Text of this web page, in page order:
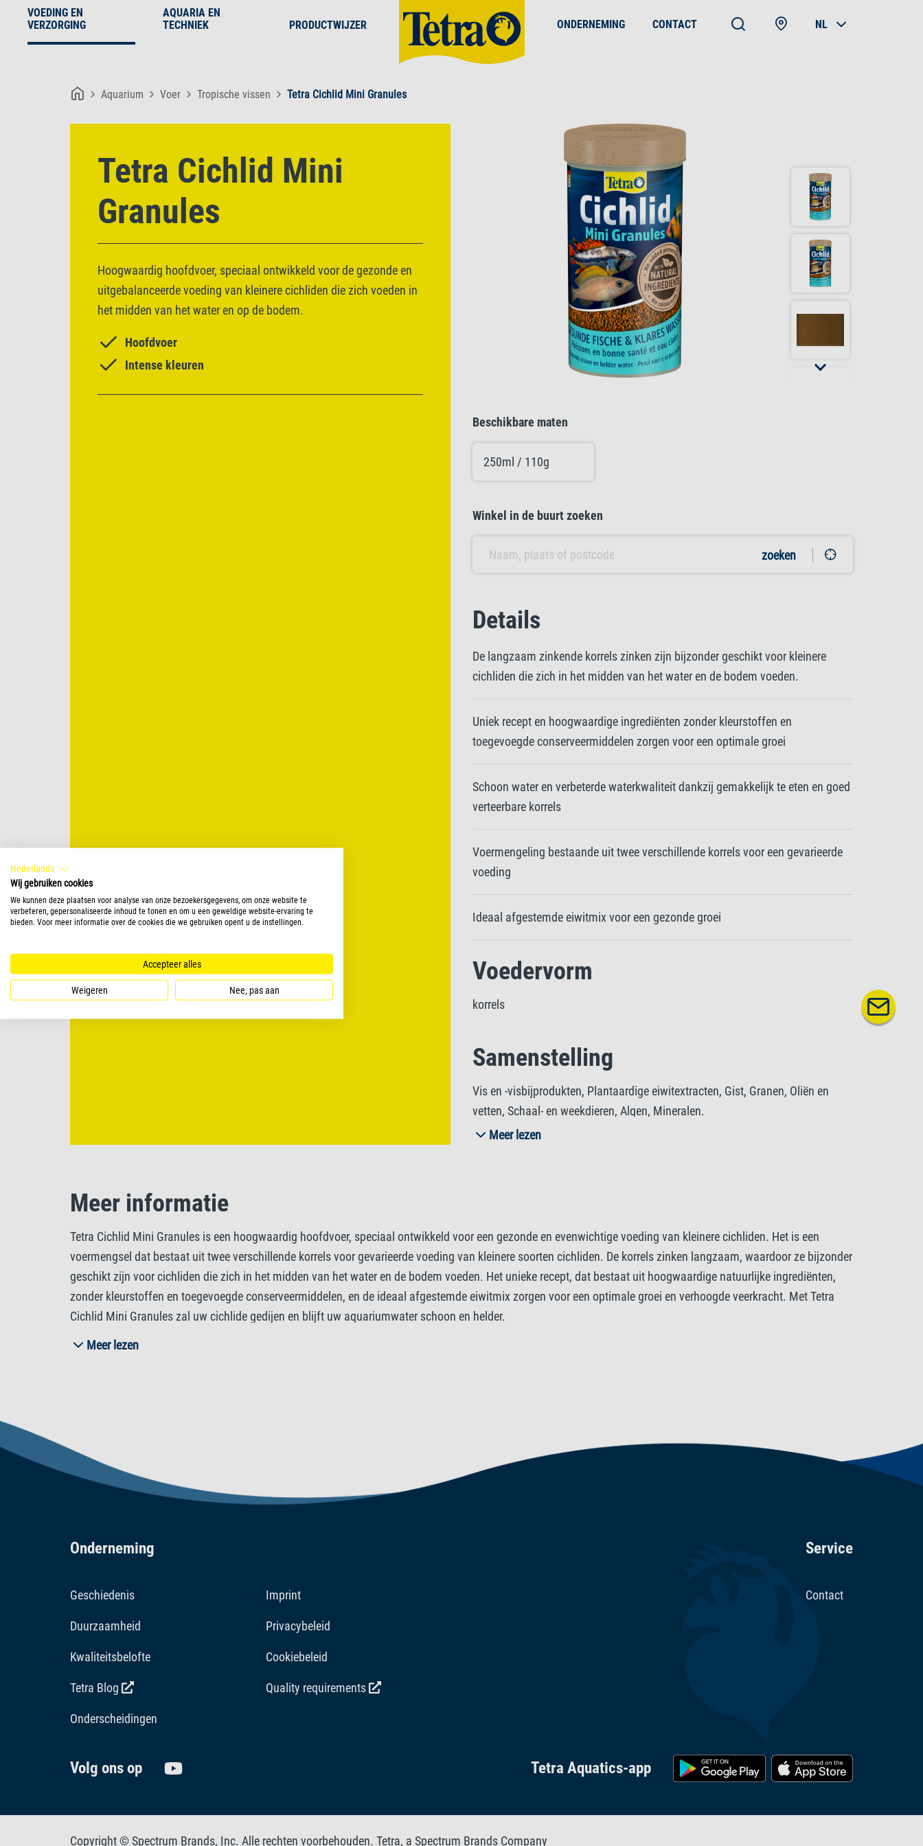
VOEDING EN
VERZORGING
AQUARIA EN
TECHNIEK
PRODUCTWIJZER ONDERNEMING CONTACT NL
Aquarium Voer Tropische vissen Tetra Cichlid Mini Granules
Tetra Cichlid Mini
Granules
Hoogwaardig hoofdvoer, speciaal ontwikkeld voor de gezonde en
uitgebalanceerde voeding van kleinere cichliden die zich voeden in
het midden van het water en op de bodem.
Hoofdvoer
Intense kleuren
Beschikbare maten
250ml / 110g
Winkel in de buurt zoeken
zoeken
Details
De langzaam zinkende korrels zinken zijn bijzonder geschikt voor kleinere
cichliden die zich in het midden van het water en de bodem voeden.
Uniek recept en hoogwaardige ingrediënten zonder kleurstoffen en
toegevoegde conserveermiddelen zorgen voor een optimale groei
Schoon water en verbeterde waterkwaliteit dankzij gemakkelijk te eten en goed
verteerbare korrels
Voermengeling bestaande uit twee verschillende korrels voor een gevarieerde
voeding
Ideaal afgestemde eiwitmix voor een gezonde groei
Voedervorm
korrels
Samenstelling
Vis en -visbijprodukten, Plantaardige eiwitextracten, Gist, Granen, Oliën en
vetten, Schaal- en weekdieren, Algen, Mineralen.
Toevoegingsmiddelen
Vitaminen: Vitamine D3 2048 IE/kg. Zuurteregelaars: Citroenzuur 330 mg/kg.
Meer lezen
Meer informatie
Tetra Cichlid Mini Granules is een hoogwaardig hoofdvoer, speciaal ontwikkeld voor een gezonde en evenwichtige voeding van kleinere cichliden. Het is een
voermengsel dat bestaat uit twee verschillende korrels voor gevarieerde voeding van kleinere soorten cichliden. De korrels zinken langzaam, waardoor ze bijzonder
geschikt zijn voor cichliden die zich in het midden van het water en de bodem voeden. Het unieke recept, dat bestaat uit hoogwaardige natuurlijke ingrediënten,
zonder kleurstoffen en toegevoegde conserveermiddelen, en de ideaal afgestemde eiwitmix zorgen voor een optimale groei en verhoogde veerkracht. Met Tetra
Cichlid Mini Granules zal uw cichlide gedijen en blijft uw aquariumwater schoon en helder.
Meer lezen
Onderneming
Geschiedenis Imprint
Duurzaamheid Privacybeleid
Kwaliteitsbelofte Cookiebeleid
Tetra Blog Quality requirements
Onderscheidingen
Service
Contact
Volg ons op Tetra Aquatics-app
Copyright © Spectrum Brands, Inc. Alle rechten voorbehouden. Tetra, a Spectrum Brands Company
Nederlands
Wij gebruiken cookies
We kunnen deze plaatsen voor analyse van onze bezoekersgegevens, om onze website te
verbeteren, gepersonaliseerde inhoud te tonen en om u een geweldige website-ervaring te
bieden. Voor meer informatie over de cookies die we gebruiken opent u de instellingen.
Accepteer alles
Weigeren Nee, pas aan